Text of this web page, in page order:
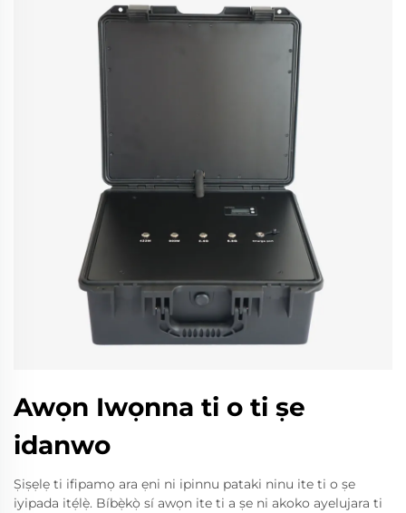
Awọn Iwọnna ti o ti ṣe
idanwo
Ṣiṣẹlẹ ti ifipamọ ara ẹni ni ipinnu pataki ninu ite ti o ṣe
iyipada itẹ́lẹ̀. Bíbẹ̀kọ̀ sí awọn ite ti a ṣe ni akoko ayelujara ti